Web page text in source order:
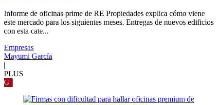
Informe de oficinas prime de RE Propiedades explica cómo viene
este mercado para los siguientes meses. Entregas de nuevos edificios
con esta cate...
Empresas
Mayumi García
|
PLUS
G